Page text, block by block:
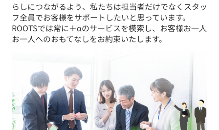
らしにつながるよう、私たちは担当者だけでなくスタッ
フ全員でお客様をサポートしたいと思っています。
ROOTSでは常に＋αのサービスを模索し、お客様お一人
お一人へのおもてなしをお約束いたします。